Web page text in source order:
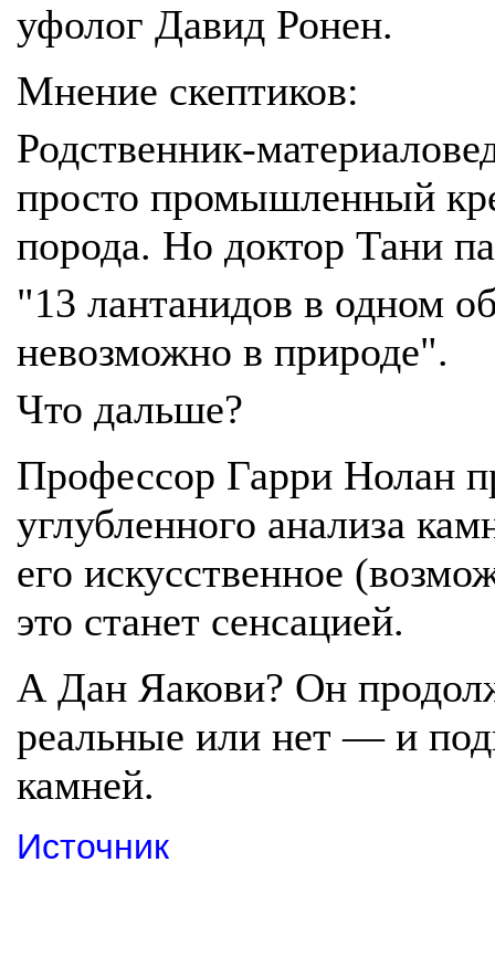
уфолог Давид Ронен.
Мнение скептиков:
Родственник-
просто промышленный
порода. Но доктор Тани
"13 лантанидов в одном
невозможно в природе".
Что дальше?
Профессор Гарри Нолан
углубленного анализа
его искусственное
это станет сенсацией.
А Дан Яакови? Он
реальные или нет — и
камней.
Источник